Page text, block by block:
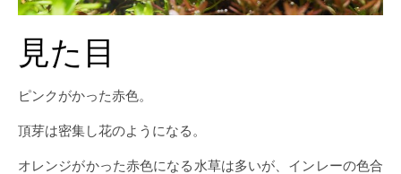
見た目
ピンクがかった赤色。
頂芽は密集し花のようになる。
オレンジがかった赤色になる水草は多いが、インレーの色合